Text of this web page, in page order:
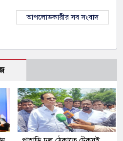
আপলোডকারীর সব সংবাদ